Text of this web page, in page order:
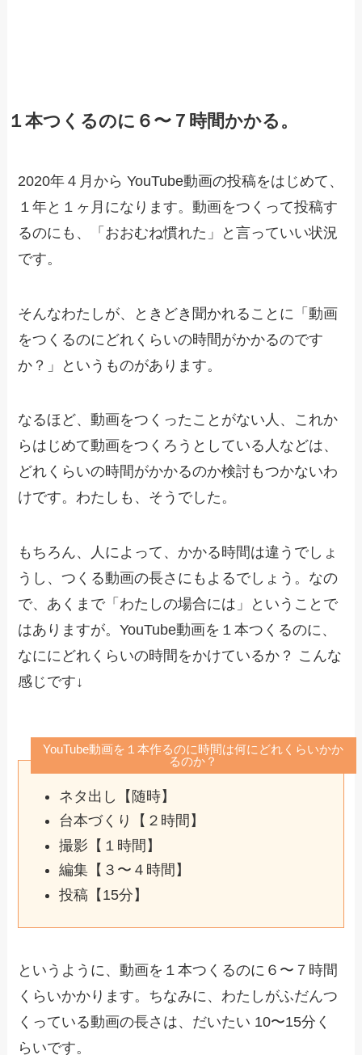
１本つくるのに６〜７時間かかる。
2020年４月から YouTube動画の投稿をはじめて、
１年と１ヶ月になります。動画をつくって投稿す
るのにも、「おおむね慣れた」と言っていい状況
です。
そんなわたしが、ときどき聞かれることに「動画
をつくるのにどれくらいの時間がかかるのです
か？」というものがあります。
なるほど、動画をつくったことがない人、これか
らはじめて動画をつくろうとしている人などは、
どれくらいの時間がかかるのか検討もつかないわ
けです。わたしも、そうでした。
もちろん、人によって、かかる時間は違うでしょ
うし、つくる動画の長さにもよるでしょう。なの
で、あくまで「わたしの場合には」ということで
はありますが。YouTube動画を１本つくるのに、
なににどれくらいの時間をかけているか？ こんな
感じです↓
YouTube動画を１本作るのに時間は何にどれくらいかか
るのか？
ネタ出し【随時】
台本づくり【２時間】
撮影【１時間】
編集【３〜４時間】
投稿【15分】
というように、動画を１本つくるのに６〜７時間
くらいかかります。ちなみに、わたしがふだんつ
くっている動画の長さは、だいたい 10〜15分く
らいです。